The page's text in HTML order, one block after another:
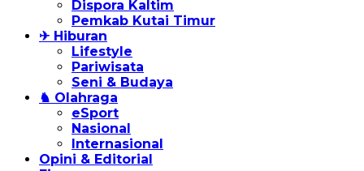
Dispora Kaltim
Pemkab Kutai Timur
✈ Hiburan
Lifestyle
Pariwisata
Seni & Budaya
♞ Olahraga
eSport
Nasional
Internasional
Opini & Editorial